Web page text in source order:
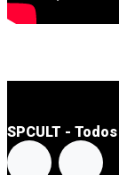
SPCULT -